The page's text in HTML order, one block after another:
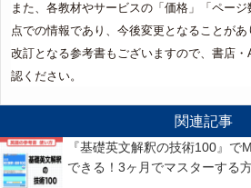
また、各教材やサービスの「価格」「ペー
点での情報であり、今後変更となることがあ
改訂となる参考書もございますので、書店
認ください。
関連記事
『基礎英文解釈の技術100』で
できる！3ヶ月でマスターする